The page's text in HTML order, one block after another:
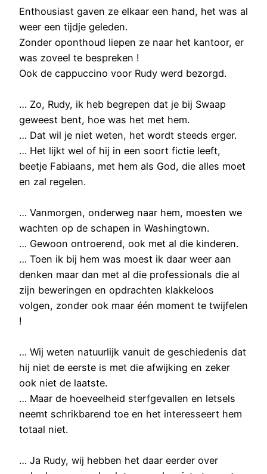
Enthousiast gaven ze elkaar een hand, het was al
weer een tijdje geleden.
Zonder oponthoud liepen ze naar het kantoor, er
was zoveel te bespreken !
Ook de cappuccino voor Rudy werd bezorgd.
… Zo, Rudy, ik heb begrepen dat je bij Swaap
geweest bent, hoe was het met hem.
… Dat wil je niet weten, het wordt steeds erger.
… Het lijkt wel of hij in een soort fictie leeft,
beetje Fabiaans, met hem als God, die alles moet
en zal regelen.
… Vanmorgen, onderweg naar hem, moesten we
wachten op de schapen in Washingtown.
… Gewoon ontroerend, ook met al die kinderen.
… Toen ik bij hem was moest ik daar weer aan
denken maar dan met al die professionals die al
zijn beweringen en opdrachten klakkeloos
volgen, zonder ook maar één moment te twijfelen
!
… Wij weten natuurlijk vanuit de geschiedenis dat
hij niet de eerste is met die afwijking en zeker
ook niet de laatste.
… Maar de hoeveelheid sterfgevallen en letsels
neemt schrikbarend toe en het interesseert hem
totaal niet.
… Ja Rudy, wij hebben het daar eerder over